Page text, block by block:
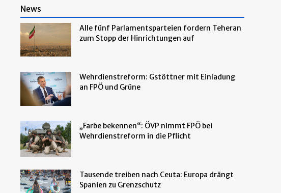
News
Alle fünf Parlamentsparteien fordern Teheran
zum Stopp der Hinrichtungen auf
Wehrdienstreform: Gstöttner mit Einladung
an FPÖ und Grüne
„Farbe bekennen“: ÖVP nimmt FPÖ bei
Wehrdienstreform in die Pflicht
Tausende treiben nach Ceuta: Europa drängt
Spanien zu Grenzschutz